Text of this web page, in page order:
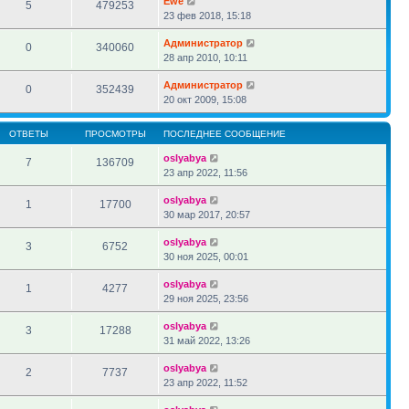
5 479253
23 фев 2018, 15:18
0 340060
Администратор
28 апр 2010, 10:11
0 352439
Администратор
20 окт 2009, 15:08
ОТВЕТЫ ПРОСМОТРЫ ПОСЛЕДНЕЕ СООБЩЕНИЕ
7 136709
oslyabya
23 апр 2022, 11:56
1 17700
oslyabya
30 мар 2017, 20:57
3 6752
oslyabya
30 ноя 2025, 00:01
1 4277
oslyabya
29 ноя 2025, 23:56
3 17288
oslyabya
31 май 2022, 13:26
2 7737
oslyabya
23 апр 2022, 11:52